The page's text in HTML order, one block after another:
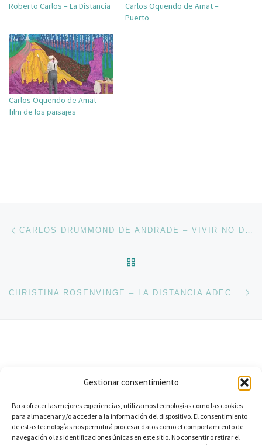
Gestionar consentimiento
Para ofrecer las mejores experiencias, utilizamos tecnologías como las cookies
para almacenar y/o acceder a la información del dispositivo. El consentimiento
de estas tecnologías nos permitirá procesar datos como el comportamiento de
navegación o las identificaciones únicas en este sitio. No consentir o retirar el
Roberto Carlos – La Distancia
Carlos Oquendo de Amat –
Puerto
Carlos Oquendo de Amat –
film de los paisajes
Navegación de entradas
SUSCRIBIR